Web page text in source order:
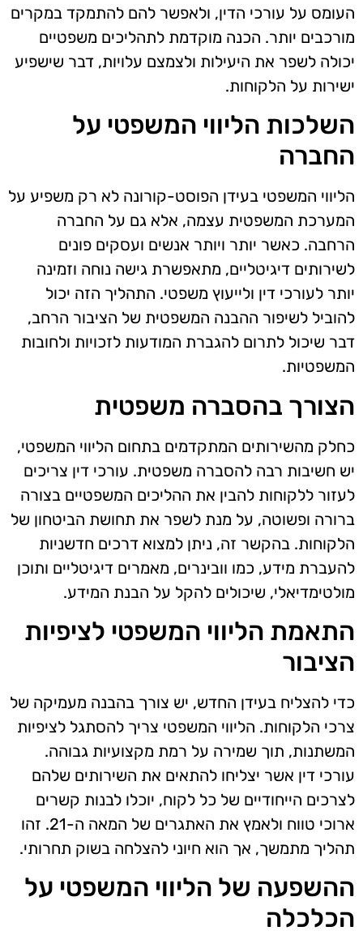
העומס על עורכי הדין, ולאפשר להם להתמקד במקרים
מורכבים יותר. הכנה מוקדמת לתהליכים משפטיים
יכולה לשפר את היעילות ולצמצם עלויות, דבר שישפיע
ישירות על הלקוחות.
השלכות הליווי המשפטי על
החברה
הליווי המשפטי בעידן הפוסט-קורונה לא רק משפיע על
המערכת המשפטית עצמה, אלא גם על החברה
הרחבה. כאשר יותר ויותר אנשים ועסקים פונים
לשירותים דיגיטליים, מתאפשרת גישה נוחה וזמינה
יותר לעורכי דין ולייעוץ משפטי. התהליך הזה יכול
להוביל לשיפור ההבנה המשפטית של הציבור הרחב,
דבר שיכול לתרום להגברת המודעות לזכויות ולחובות
המשפטיות.
הצורך בהסברה משפטית
כחלק מהשירותים המתקדמים בתחום הליווי המשפטי,
יש חשיבות רבה להסברה משפטית. עורכי דין צריכים
לעזור ללקוחות להבין את ההליכים המשפטיים בצורה
ברורה ופשוטה, על מנת לשפר את תחושת הביטחון של
הלקוחות. בהקשר זה, ניתן למצוא דרכים חדשניות
להעברת מידע, כמו וובינרים, מאמרים דיגיטליים ותוכן
מולטימדיאלי, שיכולים להקל על הבנת המידע.
התאמת הליווי המשפטי לציפיות
הציבור
כדי להצליח בעידן החדש, יש צורך בהבנה מעמיקה של
צרכי הלקוחות. הליווי המשפטי צריך להסתגל לציפיות
המשתנות, תוך שמירה על רמת מקצועיות גבוהה.
עורכי דין אשר יצליחו להתאים את השירותים שלהם
לצרכים הייחודיים של כל לקוח, יוכלו לבנות קשרים
ארוכי טווח ולאמץ את האתגרים של המאה ה-21. זהו
תהליך מתמשך, אך הוא חיוני להצלחה בשוק תחרותי.
ההשפעה של הליווי המשפטי על
הכלכלה